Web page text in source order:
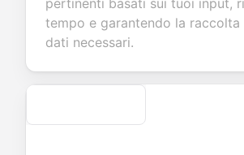
products or
account
creation.
pertinenti basati sui tuoi input,
tempo e garantendo la
dati necessari.
Secure